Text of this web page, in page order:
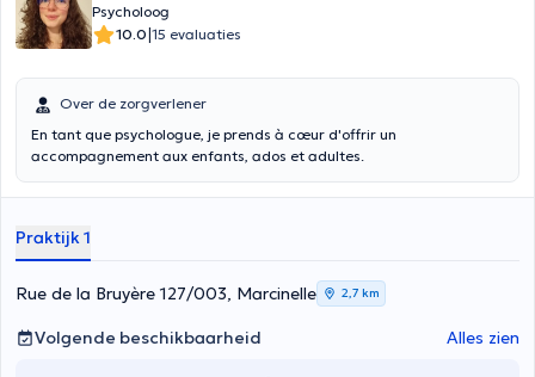
Psycholoog
10.0|15 evaluaties
Over de zorgverlener
En tant que psychologue, je prends à cœur d'offrir un
accompagnement aux enfants, ados et adultes.
Praktijk 1
Rue de la Bruyère 127/003, Marcinelle 2,7 km
Volgende beschikbaarheid Alles zien